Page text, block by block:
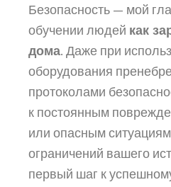
Безопасность — мой
обучении людей как
дома. Даже при
оборудования
протоколами
к постоянным
или опасным
ограничений вашего
первый шаг к